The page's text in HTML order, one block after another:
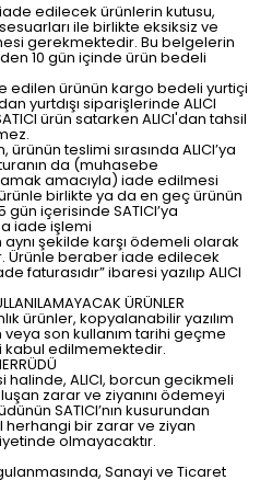
edilecek ürünlerin kutusu,
ile birlikte eksiksiz ve
gerekmektedir. Bu belgelerin
10 gün içinde ürün bedeli
edilen ürünün kargo bedeli yurtiçi
yurtdışı siparişlerinde ALICI
ürün satarken ALICI'dan tahsil
ürünün teslimi sırasında ALICI’ya
da (muhasebe
amacıyla) iade edilmesi
birlikte ya da en geç ürünün
içerisinde SATICI’ya
iade işlemi
şekilde karşı ödemeli olarak
Ürünle beraber iade edilecek
faturasıdır” ibaresi yazılıp ALICI
ÜRÜNLER
ürünler, kopyalanabilir yazılım
veya son kullanım tarihi geçme
kabul edilmemektedir.
halinde, ALICI, borcun gecikmeli
zarar ve ziyanını ödemeyi
SATICI’nın kusurundan
herhangi bir zarar ve ziyan
olmayacaktır.
Sanayi ve Ticaret